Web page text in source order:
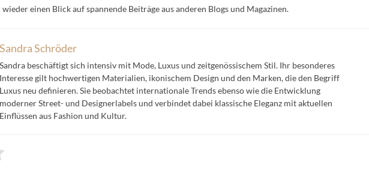
einen Blick auf spannende Beiträge aus anderen Blogs und Magazinen.
Sandra Schröder
Sandra beschäftigt sich intensiv mit Mode, Luxus und zeitgenössischem Stil. Ihr besonderes
Interesse gilt hochwertigen Materialien, ikonischem Design und den Marken, die den Begriff
Luxus neu definieren. Sie beobachtet internationale Trends ebenso wie die Entwicklung
moderner Street- und Designerlabels und verbindet dabei klassische Eleganz mit aktuellen
Einflüssen aus Fashion und Kultur.
Submit Rating